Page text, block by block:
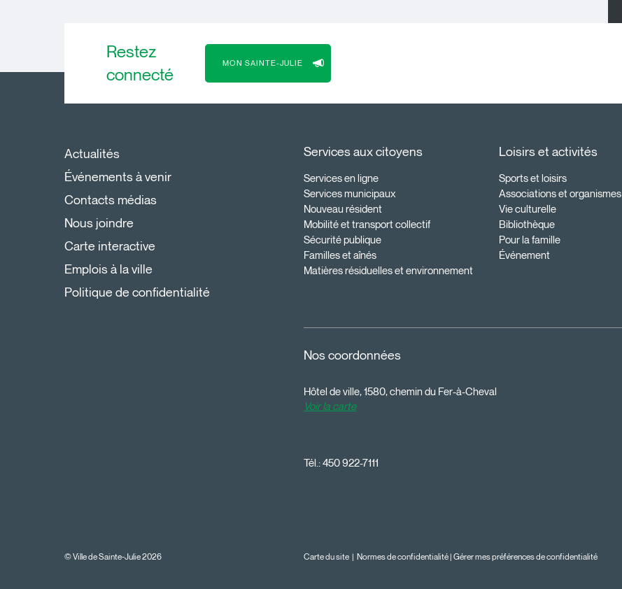
Restez
connecté
MON SAINTE-JULIE
Actualités
Événements à venir
Contacts médias
Nous joindre
Carte interactive
Emplois à la ville
Politique de confidentialité
Services aux citoyens
Services en ligne
Services municipaux
Nouveau résident
Mobilité et transport collectif
Sécurité publique
Familles et aînés
Matières résiduelles et environnement
Loisirs et activités
Sports et loisirs
Associations et organismes
Vie culturelle
Bibliothèque
Pour la famille
Événement
Nos coordonnées
Hôtel de ville, 1580, chemin du Fer-à-Cheval
Voir la carte
Tél.:450 922-7111
© Ville de Sainte-Julie 2026 Carte du site |Normes de confidentialité |Gérer mes préférences de confidentialité